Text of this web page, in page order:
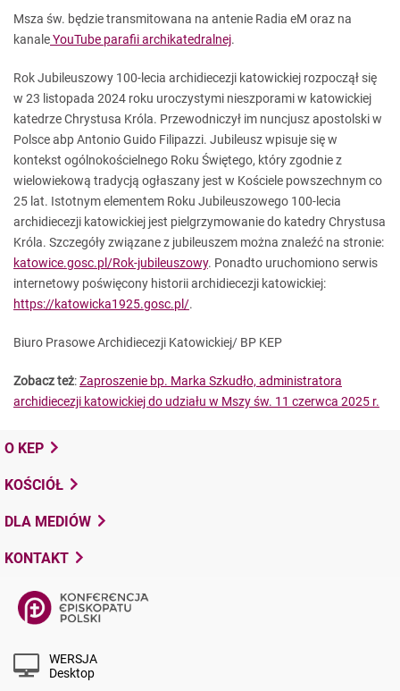
Msza św. będzie transmitowana na antenie Radia eM oraz na
kanaleYouTube parafii archikatedralnej.
Rok Jubileuszowy 100-lecia archidiecezji katowickiej rozpoczął się
w 23 listopada 2024 roku uroczystymi nieszporami w katowickiej
katedrze Chrystusa Króla. Przewodniczył im nuncjusz apostolski w
Polsce abp Antonio Guido Filipazzi. Jubileusz wpisuje się w
kontekst ogólnokościelnego Roku Świętego, który zgodnie z
wielowiekową tradycją ogłaszany jest w Kościele powszechnym co
25 lat. Istotnym elementem Roku Jubileuszowego 100-lecia
archidiecezji katowickiej jest pielgrzymowanie do katedry Chrystusa
Króla. Szczegóły związane z jubileuszem można znaleźć na stronie:
katowice.gosc.pl/Rok-jubileuszowy. Ponadto uruchomiono serwis
internetowy poświęcony historii archidiecezji katowickiej:
https://katowicka1925.gosc.pl/.
Biuro Prasowe Archidiecezji Katowickiej/ BP KEP
Zobacz też:Zaproszenie bp. Marka Szkudło, administratora
archidiecezji katowickiej do udziału w Mszy św. 11 czerwca 2025 r.
O KEP
KOŚCIÓŁ
DLA MEDIÓW
KONTAKT
WERSJA
Desktop